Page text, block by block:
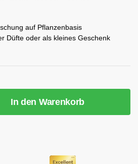
auf Pflanzenbasis
Düfte oder als kleines Geschenk
In den Warenkorb